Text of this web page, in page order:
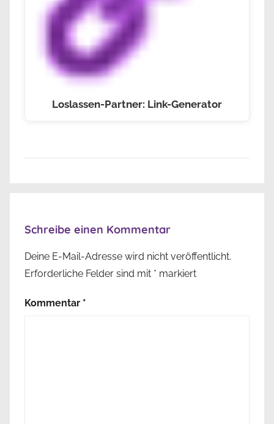
Loslassen-Partner: Link-Generator
Schreibe einen Kommentar
Deine E-Mail-Adresse wird nicht veröffentlicht.
Erforderliche Felder sind mit * markiert
Kommentar *